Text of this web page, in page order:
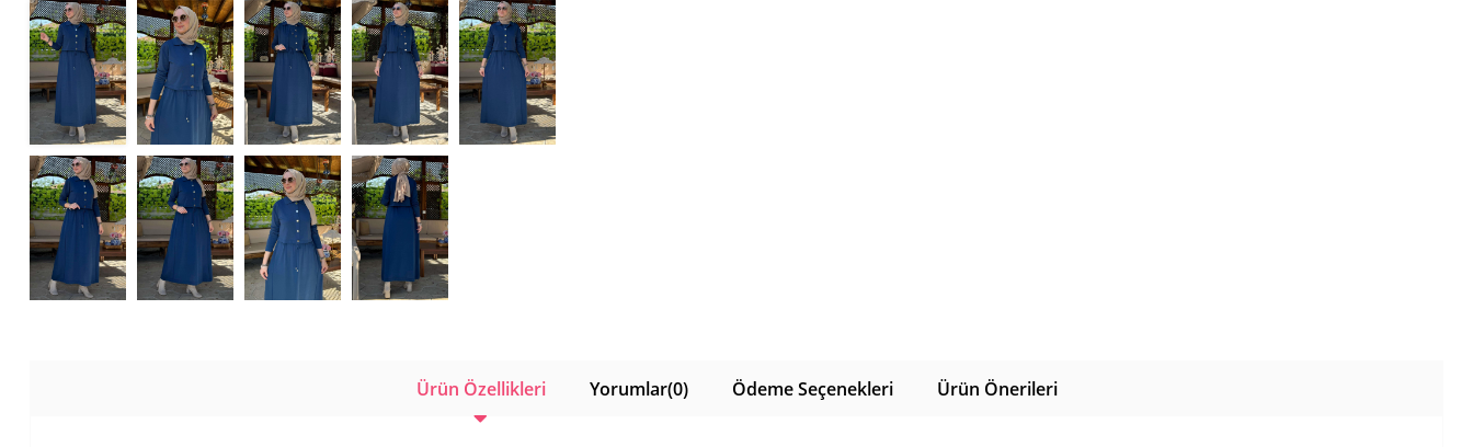
Ürün Özellikleri Yorumlar(0) Ödeme Seçenekleri Ürün Önerileri